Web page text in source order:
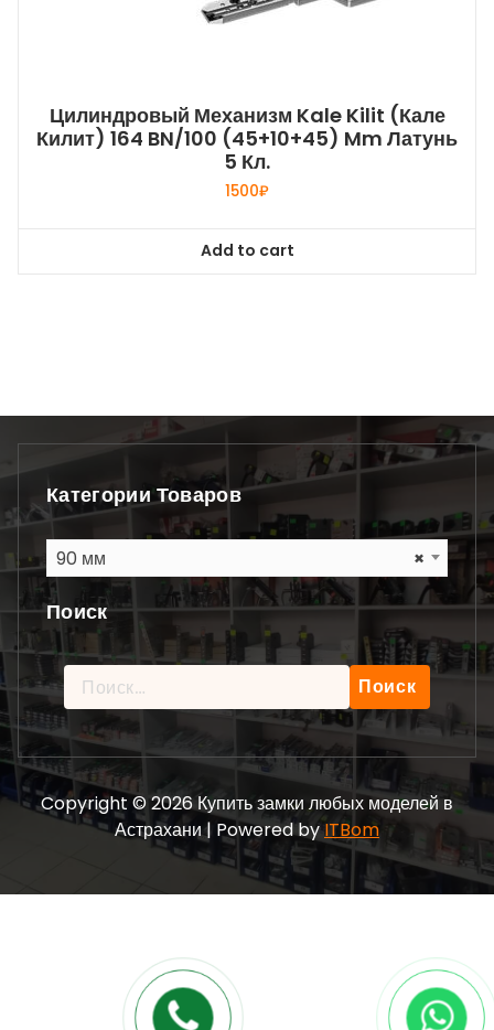
Цилиндровый Механизм Kale Kilit (Кале
Килит) 164 BN/100 (45+10+45) Mm Латунь
5 Кл.
1500₽
Add to cart
Категории Товаров
×
90 мм
Поиск
Найти:
Copyright © 2026 Купить замки любых моделей в
Астрахани | Powered byITBom